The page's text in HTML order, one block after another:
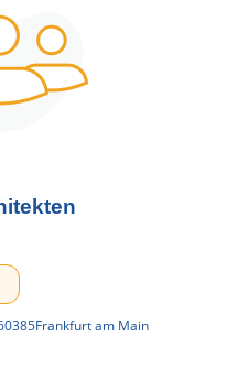
Frankfurt am Main